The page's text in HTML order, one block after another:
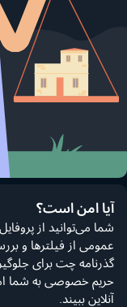
آیا امن است؟
شما می‌توانید از
عمومی از فیلترها و
گذرنامه چت برای
حریم خصوصی به شما
آنلاین ببیند.